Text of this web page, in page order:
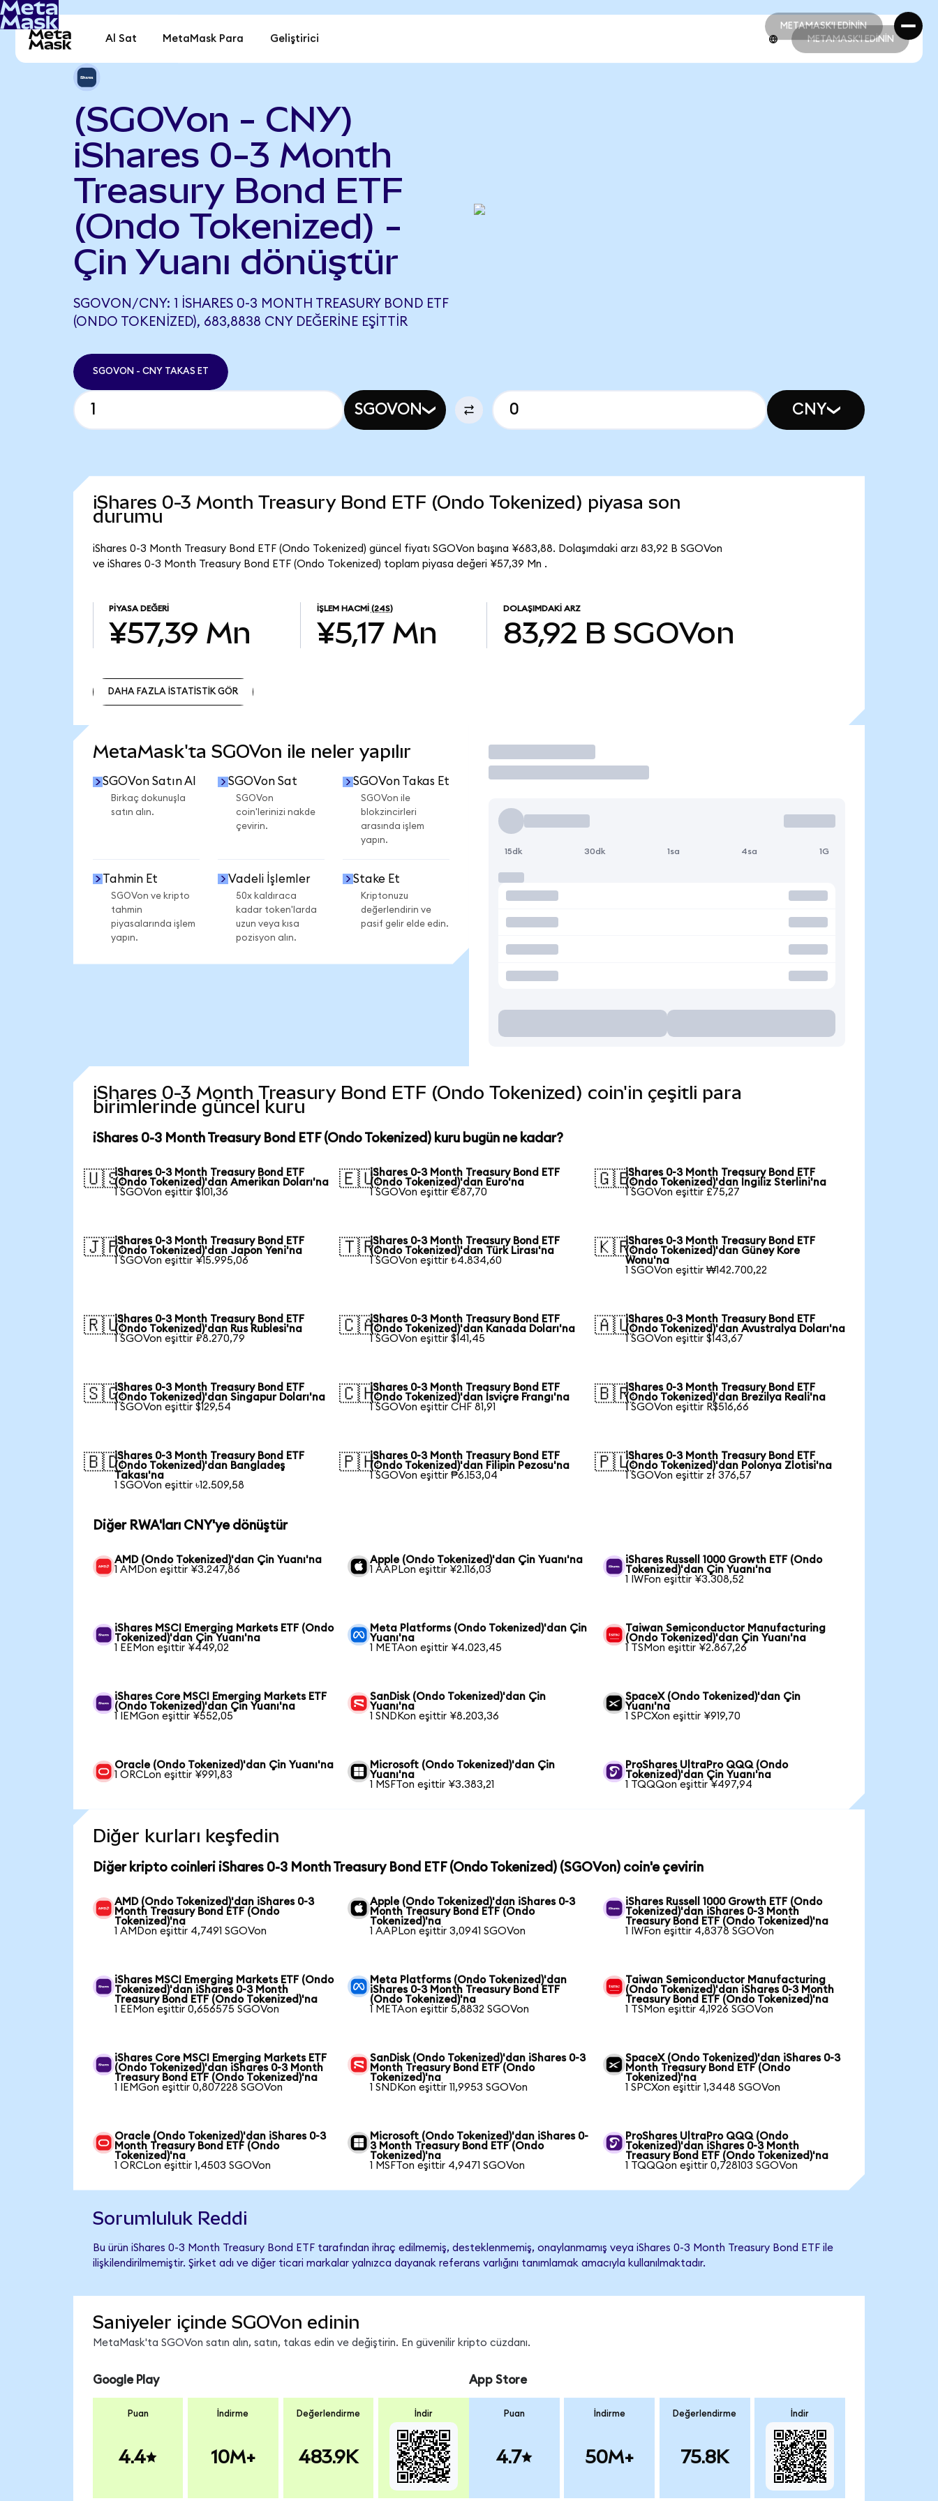
METAMASK'I EDİNİN
METAMASK'I EDİNİN
Al Sat MetaMask Para Geliştirici METAMASK'I EDİNİN
(SGOVon - CNY)
iShares 0-3 Month
Treasury Bond ETF
(Ondo Tokenized) -
Çin Yuanı dönüştür
SGOVON/CNY: 1 ISHARES 0-3 MONTH TREASURY BOND ETF
(ONDO TOKENIZED), 683,8838 CNY DEĞERINE EŞITTIR
SGOVON - CNY TAKAS ET
SGOVON CNY
iShares 0-3 Month Treasury Bond ETF (Ondo Tokenized) piyasa son
durumu
iShares 0-3 Month Treasury Bond ETF (Ondo Tokenized) güncel fiyatı SGOVon başına ¥683,88. Dolaşımdaki arzı 83,92 B SGOVon
ve iShares 0-3 Month Treasury Bond ETF (Ondo Tokenized) toplam piyasa değeri ¥57,39 Mn .
PIYASA DEĞERI
¥57,39 Mn
İŞLEM HACMI (24S)
¥5,17 Mn
DOLAŞIMDAKI ARZ
83,92 B SGOVon
DAHA FAZLA İSTATİSTİK GÖR
MetaMask'ta SGOVon ile neler yapılır
SGOVon Satın Al
Birkaç dokunuşla
satın alın.
SGOVon Sat
SGOVon
coin'lerinizi nakde
çevirin.
SGOVon Takas Et
SGOVon ile
blokzincirleri
arasında işlem
yapın.
Tahmin Et
SGOVon ve kripto
tahmin
piyasalarında işlem
yapın.
Vadeli İşlemler
50x kaldıraca
kadar token'larda
uzun veya kısa
pozisyon alın.
Stake Et
Kriptonuzu
değerlendirin ve
pasif gelir elde edin.
İşlem Yap
15dk 30dk 1sa 4sa 1G
iShares 0-3 Month Treasury Bond ETF (Ondo Tokenized) coin'in çeşitli para
birimlerinde güncel kuru
iShares 0-3 Month Treasury Bond ETF (Ondo Tokenized) kuru bugün ne kadar?
🇺🇸iShares 0-3 Month Treasury Bond ETF
(Ondo Tokenized)'dan Amerikan Doları'na
1 SGOVon eşittir $101,36
🇪🇺iShares 0-3 Month Treasury Bond ETF
(Ondo Tokenized)'dan Euro'na
1 SGOVon eşittir €87,70
🇬🇧iShares 0-3 Month Treasury Bond ETF
(Ondo Tokenized)'dan İngiliz Sterlini'na
1 SGOVon eşittir £75,27
🇯🇵iShares 0-3 Month Treasury Bond ETF
(Ondo Tokenized)'dan Japon Yeni'na
1 SGOVon eşittir ¥15.995,06
🇹🇷iShares 0-3 Month Treasury Bond ETF
(Ondo Tokenized)'dan Türk Lirası'na
1 SGOVon eşittir ₺4.834,60
🇰🇷iShares 0-3 Month Treasury Bond ETF
(Ondo Tokenized)'dan Güney Kore
Wonu'na
1 SGOVon eşittir ₩142.700,22
🇷🇺iShares 0-3 Month Treasury Bond ETF
(Ondo Tokenized)'dan Rus Rublesi'na
1 SGOVon eşittir ₽8.270,79
🇨🇦iShares 0-3 Month Treasury Bond ETF
(Ondo Tokenized)'dan Kanada Doları'na
1 SGOVon eşittir $141,45
🇦🇺iShares 0-3 Month Treasury Bond ETF
(Ondo Tokenized)'dan Avustralya Doları'na
1 SGOVon eşittir $143,67
🇸🇬iShares 0-3 Month Treasury Bond ETF
(Ondo Tokenized)'dan Singapur Doları'na
1 SGOVon eşittir $129,54
🇨🇭iShares 0-3 Month Treasury Bond ETF
(Ondo Tokenized)'dan İsviçre Frangı'na
1 SGOVon eşittir CHF 81,91
🇧🇷iShares 0-3 Month Treasury Bond ETF
(Ondo Tokenized)'dan Brezilya Reali'na
1 SGOVon eşittir R$516,66
🇧🇩iShares 0-3 Month Treasury Bond ETF
(Ondo Tokenized)'dan Bangladeş
Takası'na
1 SGOVon eşittir ৳12.509,58
🇵🇭iShares 0-3 Month Treasury Bond ETF
(Ondo Tokenized)'dan Filipin Pezosu'na
1 SGOVon eşittir ₱6.153,04
🇵🇱iShares 0-3 Month Treasury Bond ETF
(Ondo Tokenized)'dan Polonya Zlotisi'na
1 SGOVon eşittir zł 376,57
Diğer RWA'ları CNY'ye dönüştür
AMD (Ondo Tokenized)'dan Çin Yuanı'na
1 AMDon eşittir ¥3.247,86
Apple (Ondo Tokenized)'dan Çin Yuanı'na
1 AAPLon eşittir ¥2.116,03
iShares Russell 1000 Growth ETF (Ondo
Tokenized)'dan Çin Yuanı'na
1 IWFon eşittir ¥3.308,52
iShares MSCI Emerging Markets ETF (Ondo
Tokenized)'dan Çin Yuanı'na
1 EEMon eşittir ¥449,02
Meta Platforms (Ondo Tokenized)'dan Çin
Yuanı'na
1 METAon eşittir ¥4.023,45
Taiwan Semiconductor Manufacturing
(Ondo Tokenized)'dan Çin Yuanı'na
1 TSMon eşittir ¥2.867,26
iShares Core MSCI Emerging Markets ETF
(Ondo Tokenized)'dan Çin Yuanı'na
1 IEMGon eşittir ¥552,05
SanDisk (Ondo Tokenized)'dan Çin
Yuanı'na
1 SNDKon eşittir ¥8.203,36
SpaceX (Ondo Tokenized)'dan Çin
Yuanı'na
1 SPCXon eşittir ¥919,70
Oracle (Ondo Tokenized)'dan Çin Yuanı'na
1 ORCLon eşittir ¥991,83
Microsoft (Ondo Tokenized)'dan Çin
Yuanı'na
1 MSFTon eşittir ¥3.383,21
ProShares UltraPro QQQ (Ondo
Tokenized)'dan Çin Yuanı'na
1 TQQQon eşittir ¥497,94
Diğer kurları keşfedin
Diğer kripto coinleri iShares 0-3 Month Treasury Bond ETF (Ondo Tokenized) (SGOVon) coin'e çevirin
AMD (Ondo Tokenized)'dan iShares 0-3
Month Treasury Bond ETF (Ondo
Tokenized)'na
1 AMDon eşittir 4,7491 SGOVon
Apple (Ondo Tokenized)'dan iShares 0-3
Month Treasury Bond ETF (Ondo
Tokenized)'na
1 AAPLon eşittir 3,0941 SGOVon
iShares Russell 1000 Growth ETF (Ondo
Tokenized)'dan iShares 0-3 Month
Treasury Bond ETF (Ondo Tokenized)'na
1 IWFon eşittir 4,8378 SGOVon
iShares MSCI Emerging Markets ETF (Ondo
Tokenized)'dan iShares 0-3 Month
Treasury Bond ETF (Ondo Tokenized)'na
1 EEMon eşittir 0,656575 SGOVon
Meta Platforms (Ondo Tokenized)'dan
iShares 0-3 Month Treasury Bond ETF
(Ondo Tokenized)'na
1 METAon eşittir 5,8832 SGOVon
Taiwan Semiconductor Manufacturing
(Ondo Tokenized)'dan iShares 0-3 Month
Treasury Bond ETF (Ondo Tokenized)'na
1 TSMon eşittir 4,1926 SGOVon
iShares Core MSCI Emerging Markets ETF
(Ondo Tokenized)'dan iShares 0-3 Month
Treasury Bond ETF (Ondo Tokenized)'na
1 IEMGon eşittir 0,807228 SGOVon
SanDisk (Ondo Tokenized)'dan iShares 0-3
Month Treasury Bond ETF (Ondo
Tokenized)'na
1 SNDKon eşittir 11,9953 SGOVon
SpaceX (Ondo Tokenized)'dan iShares 0-3
Month Treasury Bond ETF (Ondo
Tokenized)'na
1 SPCXon eşittir 1,3448 SGOVon
Oracle (Ondo Tokenized)'dan iShares 0-3
Month Treasury Bond ETF (Ondo
Tokenized)'na
1 ORCLon eşittir 1,4503 SGOVon
Microsoft (Ondo Tokenized)'dan iShares 0-
3 Month Treasury Bond ETF (Ondo
Tokenized)'na
1 MSFTon eşittir 4,9471 SGOVon
ProShares UltraPro QQQ (Ondo
Tokenized)'dan iShares 0-3 Month
Treasury Bond ETF (Ondo Tokenized)'na
1 TQQQon eşittir 0,728103 SGOVon
Sorumluluk Reddi
Bu ürün iShares 0-3 Month Treasury Bond ETF tarafından ihraç edilmemiş, desteklenmemiş, onaylanmamış veya iShares 0-3 Month Treasury Bond ETF ile
ilişkilendirilmemiştir. Şirket adı ve diğer ticari markalar yalnızca dayanak referans varlığını tanımlamak amacıyla kullanılmaktadır.
Saniyeler içinde SGOVon edinin
MetaMask'ta SGOVon satın alın, satın, takas edin ve değiştirin. En güvenilir kripto cüzdanı.
Google Play
Puan
4.4
İndirme
10M+
Değerlendirme
483.9K
İndir
App Store
Puan
4.7
İndirme
50M+
Değerlendirme
75.8K
İndir